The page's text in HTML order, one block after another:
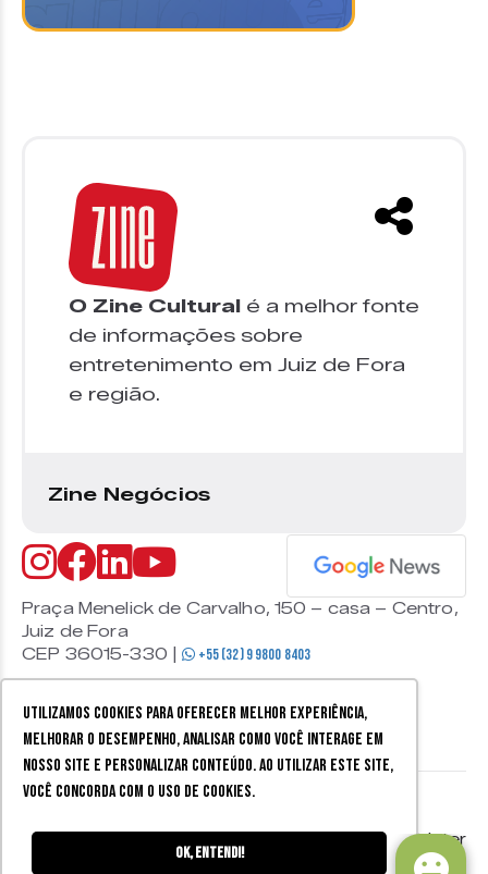
Utilizamos cookies para oferecer melhor experiência,
melhorar o desempenho, analisar como você interage em
nosso site e personalizar conteúdo. Ao utilizar este site,
você concorda com o uso de cookies.
Ok, entendi!
O Zine Cultural é a melhor fonte
de informações sobre
entretenimento em Juiz de Fora
e região.
Zine Negócios
Praça Menelick de Carvalho, 150 – casa – Centro,
Juiz de Fora
CEP 36015-330 |
+55 (32) 9 9800 8403
os direitos reservados.
Mobister